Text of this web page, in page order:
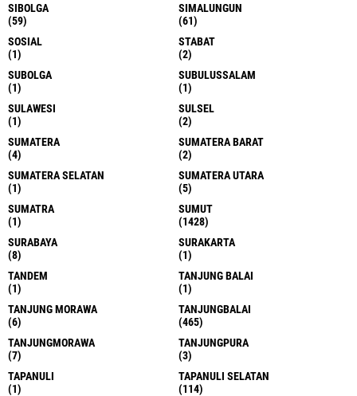
SIBOLGA
(59)
SIMALUNGUN
(61)
SOSIAL
(1)
STABAT
(2)
SUBOLGA
(1)
SUBULUSSALAM
(1)
SULAWESI
(1)
SULSEL
(2)
SUMATERA
(4)
SUMATERA BARAT
(2)
SUMATERA SELATAN
(1)
SUMATERA UTARA
(5)
SUMATRA
(1)
SUMUT
(1428)
SURABAYA
(8)
SURAKARTA
(1)
TANDEM
(1)
TANJUNG BALAI
(1)
TANJUNG MORAWA
(6)
TANJUNGBALAI
(465)
TANJUNGMORAWA
(7)
TANJUNGPURA
(3)
TAPANULI
(1)
TAPANULI SELATAN
(114)